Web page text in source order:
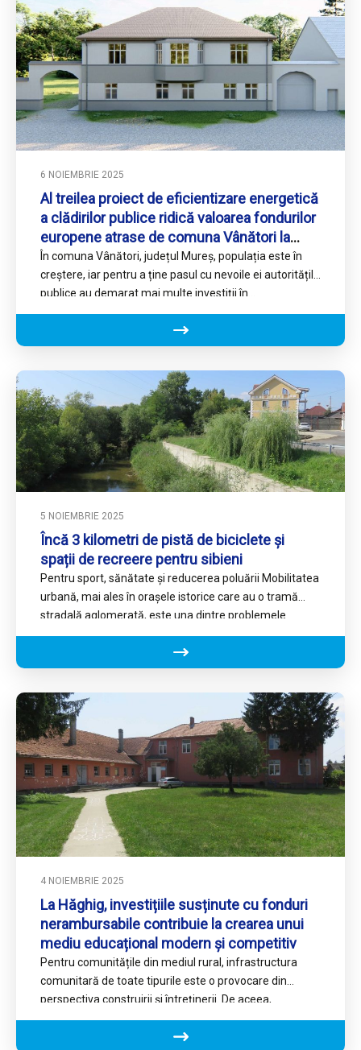
6 NOIEMBRIE 2025
Al treilea proiect de eficientizare energetică
a clădirilor publice ridică valoarea fondurilor
europene atrase de comuna Vânători la
peste 2,5 milioane de euro
În comuna Vânători, județul Mureș, populația este în
creștere, iar pentru a ține pasul cu nevoile ei autoritățile
publice au demarat mai multe investiții în…
5 NOIEMBRIE 2025
Încă 3 kilometri de pistă de biciclete și
spații de recreere pentru sibieni
Pentru sport, sănătate și reducerea poluării Mobilitatea
urbană, mai ales în orașele istorice care au o tramă
stradală aglomerată, este una dintre problemele
majore de…
4 NOIEMBRIE 2025
La Hăghig, investițiile susținute cu fonduri
nerambursabile contribuie la crearea unui
mediu educațional modern și competitiv
Pentru comunitățile din mediul rural, infrastructura
comunitară de toate tipurile este o provocare din
perspectiva construirii și întreținerii. De aceea,
autoritățile locale din comuna Hăghig…